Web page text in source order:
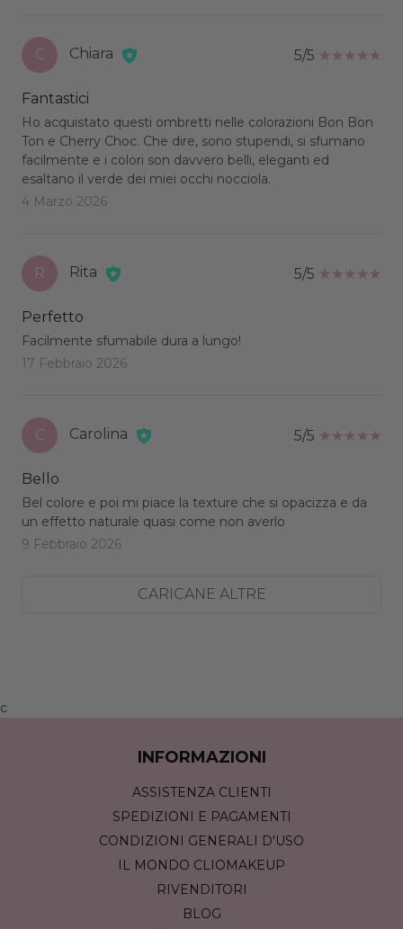
C Chiara 5/5
Fantastici
Ho acquistato questi ombretti nelle colorazioni Bon Bon
Ton e Cherry Choc. Che dire, sono stupendi, si sfumano
facilmente e i colori son davvero belli, eleganti ed
esaltano il verde dei miei occhi nocciola.
4 Marzo 2026
R Rita 5/5
Perfetto
Facilmente sfumabile dura a lungo!
17 Febbraio 2026
C Carolina 5/5
Bello
Bel colore e poi mi piace la texture che si opacizza e da
un effetto naturale quasi come non averlo
9 Febbraio 2026
CARICANE ALTRE
c
INFORMAZIONI
ASSISTENZA CLIENTI
SPEDIZIONI E PAGAMENTI
CONDIZIONI GENERALI D'USO
IL MONDO CLIOMAKEUP
RIVENDITORI
BLOG